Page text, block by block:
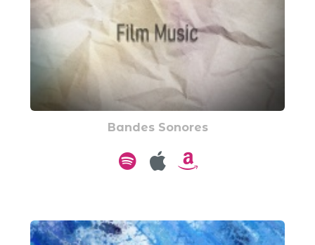
Bandes Sonores